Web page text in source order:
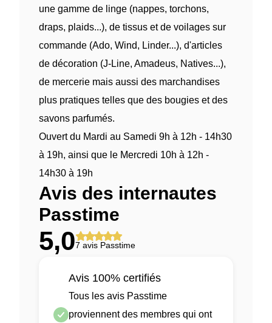
une gamme de linge (nappes, torchons,
draps, plaids...), de tissus et de voilages sur
commande (Ado, Wind, Linder...), d'articles
de décoration (J-Line, Amadeus, Natives...),
de mercerie mais aussi des marchandises
plus pratiques telles que des bougies et des
savons parfumés.
Ouvert du Mardi au Samedi 9h à 12h - 14h30
à 19h, ainsi que le Mercredi 10h à 12h -
14h30 à 19h
Avis des internautes
Passtime
5,07 avis Passtime
Avis 100% certifiés
Tous les avis Passtime
proviennent des membres qui ont